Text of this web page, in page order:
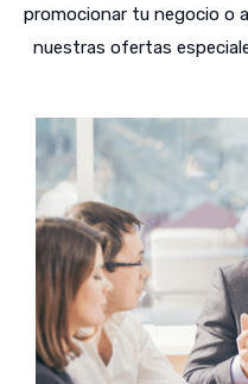
promocionar tu negocio o
nuestras ofertas